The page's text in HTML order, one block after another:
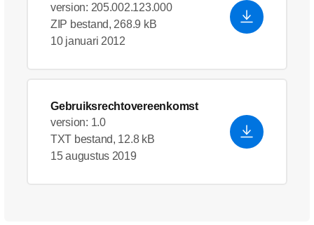
version: 205.002.123.000
ZIP bestand, 268.9 kB
10 januari 2012
Gebruiksrechtovereenkomst
version: 1.0
TXT bestand, 12.8 kB
15 augustus 2019